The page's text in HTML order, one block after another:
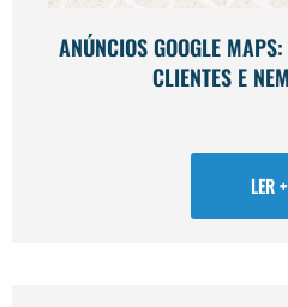
ANÚNCIOS GOOGLE
CLIENTES E
LER +